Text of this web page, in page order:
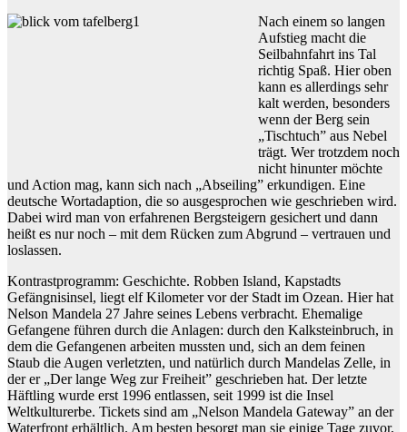
Nach einem so langen
Aufstieg macht die
Seilbahnfahrt ins Tal
richtig Spaß. Hier oben
kann es allerdings sehr
kalt werden, besonders
wenn der Berg sein
„Tischtuch” aus Nebel
trägt. Wer trotzdem noch
nicht hinunter möchte
und Action mag, kann sich nach „Abseiling” erkundigen. Eine
deutsche Wortadaption, die so ausgesprochen wie geschrieben wird.
Dabei wird man von erfahrenen Bergsteigern gesichert und dann
heißt es nur noch – mit dem Rücken zum Abgrund – vertrauen und
loslassen.
Kontrastprogramm: Geschichte. Robben Island, Kapstadts
Gefängnisinsel, liegt elf Kilometer vor der Stadt im Ozean. Hier hat
Nelson Mandela 27 Jahre seines Lebens verbracht. Ehemalige
Gefangene führen durch die Anlagen: durch den Kalksteinbruch, in
dem die Gefangenen arbeiten mussten und, sich an dem feinen
Staub die Augen verletzten, und natürlich durch Mandelas Zelle, in
der er „Der lange Weg zur Freiheit” geschrieben hat. Der letzte
Häftling wurde erst 1996 entlassen, seit 1999 ist die Insel
Weltkulturerbe. Tickets sind am „Nelson Mandela Gateway” an der
Waterfront erhältlich. Am besten besorgt man sie einige Tage zuvor,